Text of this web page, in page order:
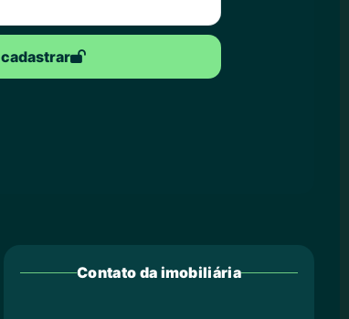
cadastrar
Contato da imobiliária